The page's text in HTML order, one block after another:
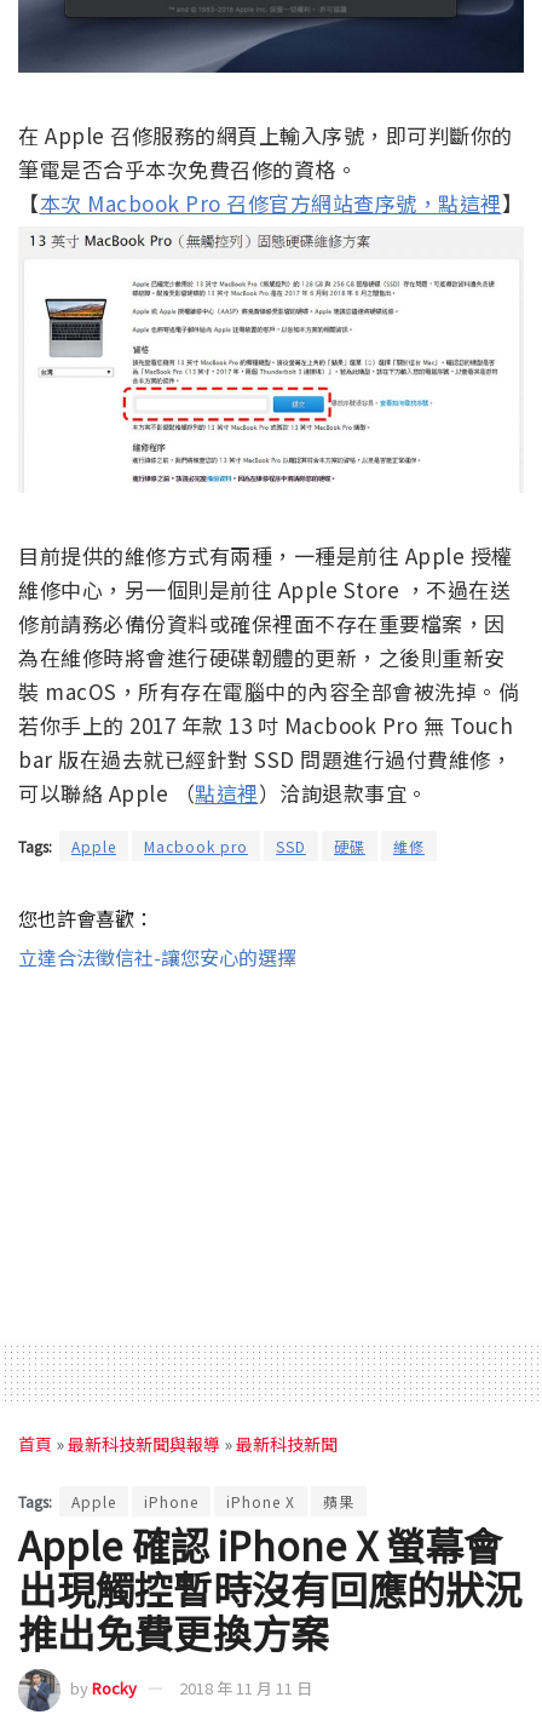
在 Apple 召修服務的網頁上輸入序號，即可判斷你的
筆電是否合乎本次免費召修的資格。
【本次 Macbook Pro 召修官方網站查序號，點這裡】
目前提供的維修方式有兩種，一種是前往 Apple 授權
維修中心，另一個則是前往 Apple Store ，不過在送
修前請務必備份資料或確保裡面不存在重要檔案，因
為在維修時將會進行硬碟韌體的更新，之後則重新安
裝 macOS，所有存在電腦中的內容全部會被洗掉。倘
若你手上的 2017 年款 13 吋 Macbook Pro 無 Touch
bar 版在過去就已經針對 SSD 問題進行過付費維修，
可以聯絡 Apple （點這裡）洽詢退款事宜。
Tags: Apple Macbook pro SSD 硬碟 維修
您也許會喜歡：
立達合法徵信社-讓您安心的選擇
首頁 »最新科技新聞與報導 »最新科技新聞
Tags: Apple iPhone iPhone X 蘋果
Apple 確認 iPhone X 螢幕會
出現觸控暫時沒有回應的狀況
推出免費更換方案
byRocky 2018 年 11 月 11 日